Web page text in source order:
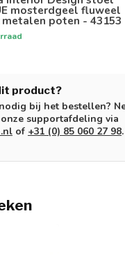
mosterdgeel fluweel
poten - 43153
product?
bij het bestellen?
supportafdeling via
of +31 (0) 85 060 27 98